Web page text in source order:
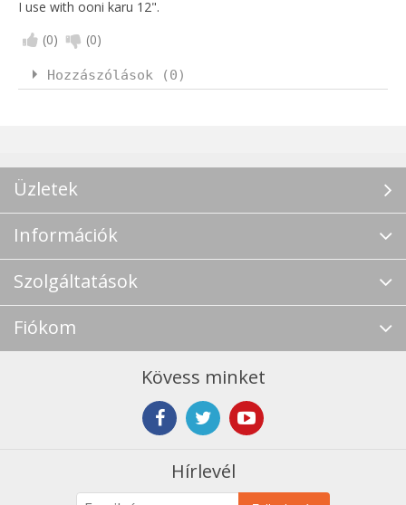
I use with ooni karu 12".
(0) (0)
Hozzászólások (0)
Üzletek
Információk
Szolgáltatások
Fiókom
Kövess minket
Hírlevél